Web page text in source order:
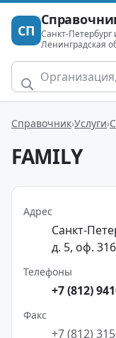
СП Санкт-Петербург
Ленинградская
Справочник Услуги
FAMILY
Адрес
Санкт-
д. 5, оф. 316
Телефоны
+7 (812)
Факс
+7 (812)